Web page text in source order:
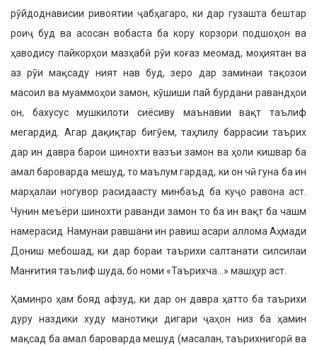
рӯйдоднависии ривоятии ҷабҳагаро, ки дар гузашта бештар
роиҷ буд ва асосан вобаста ба кору корзори подшоҳон ва
ҳаводису пайкорҳои мазҳабӣ рӯи коғаз меомад, моҳиятан ва
аз рӯи мақсаду ният нав буд, зеро дар заминаи тақозои
масоил ва муаммоҳои замон, кӯшиши пай бурдани равандҳои
он, бахусус мушкилоти сиёсиву маънавии вақт таълиф
мегардид. Агар дақиқтар бигӯем, таҳлилу баррасии таърих
дар ин давра барои шинохти вазъи замон ва ҳоли кишвар ба
амал бароварда мешуд, то маълум гардад, ки он чӣ гуна ба ин
марҳалаи ногувор расидаасту минбаъд ба куҷо равона аст.
Чунин меъёри шинохти раванди замон то ба ин вақт ба чашм
намерасид. Намунаи равшани ин равиш асари аллома Аҳмади
Дониш мебошад, ки дар бораи таърихи салтанати силсилаи
Манғития таълиф шуда, бо номи «Таърихча…» машҳур аст.
Ҳаминро ҳам бояд афзуд, ки дар он давра ҳатто ба таърихи
дуру наздики худу манотиқи дигари ҷаҳон низ ба ҳамин
мақсад ба амал бароварда мешуд (масалан, таърихнигорӣ ва